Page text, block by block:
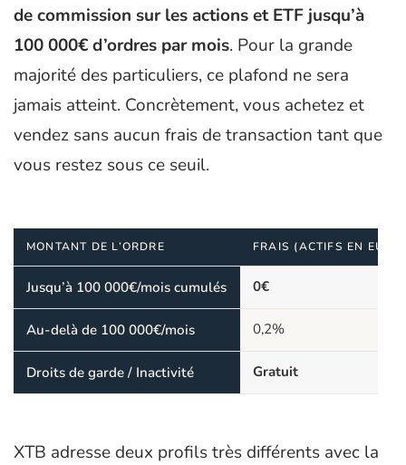
de commission sur les actions et ETF jusqu’à
100 000€ d’ordres par mois. Pour la grande
majorité des particuliers, ce plafond ne sera
jamais atteint. Concrètement, vous achetez et
vendez sans aucun frais de transaction tant que
vous restez sous ce seuil.
MONTANT DE L’ORDRE FRAIS (ACTIFS EN
Jusqu’à 100 000€/mois cumulés 0€
Au-delà de 100 000€/mois 0,2%
Droits de garde / Inactivité Gratuit
XTB adresse deux profils très différents avec la